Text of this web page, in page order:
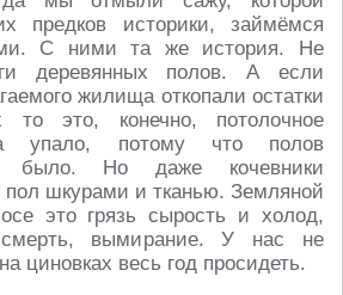
предков историки, займёмся
С ними та же история. Не
деревянных полов. А если
жилища откопали остатки
то это, конечно, потолочное
упало, потому что полов
было. Но даже кочевники
шкурами и тканью. Земляной
это грязь сырость и холод,
вымирание. У нас не
циновках весь год просидеть.